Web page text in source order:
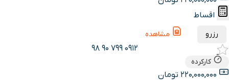
اقساط
رزرو مشاهده
0912 799 90 98
کارکرده